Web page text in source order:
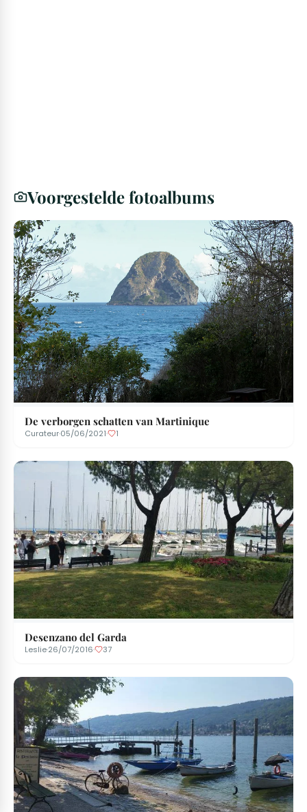
Voorgestelde fotoalbums
De verborgen schatten van Martinique
Curateur·05/06/2021· 1
Desenzano del Garda
Leslie·26/07/2016· 37